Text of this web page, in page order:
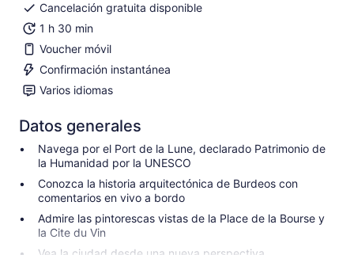
Cancelación gratuita disponible
1 h 30 min
Voucher móvil
Confirmación instantánea
Varios idiomas
Datos generales
Navega por el Port de la Lune, declarado Patrimonio de
la Humanidad por la UNESCO
Conozca la historia arquitectónica de Burdeos con
comentarios en vivo a bordo
Admire las pintorescas vistas de la Place de la Bourse y
la Cite du Vin